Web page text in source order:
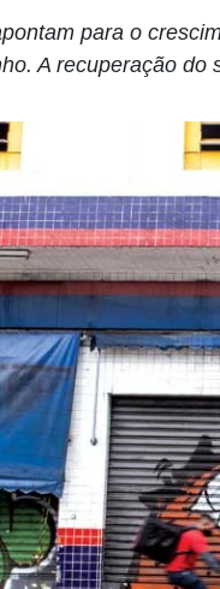
para o
A recuperação do